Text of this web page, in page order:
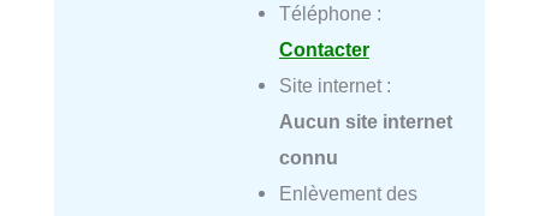
Téléphone :
Contacter
Site internet :
Aucun site internet
connu
Enlèvement des